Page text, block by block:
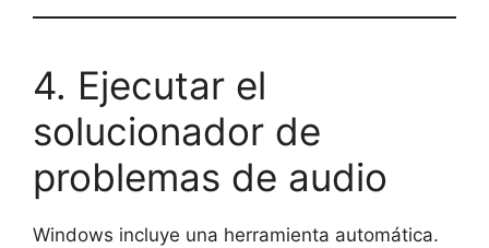
4. Ejecutar el
solucionador de
problemas de audio
Windows incluye una herramienta automática.